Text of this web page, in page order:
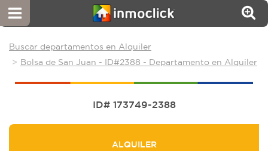
Buscar departamentos en Alquiler
Bolsa de San Juan - ID#2388 - Departamento en Alquiler
ID# 173749-2388
ALQUILER